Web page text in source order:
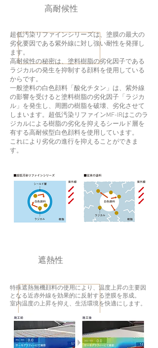
高耐候性
超低汚染リファインシリーズは、塗膜の最大の
劣化要因である紫外線に対し強い耐性を発揮し
ます。
高耐候性の秘密は、塗料樹脂の劣化因子である
ラジカルの発生を抑制する顔料を使用している
からです。
一般塗料の白色顔料「酸化チタン」は、紫外線
の影響を受けると塗料樹脂の劣化因子「ラジカ
ル」を発生し、周囲の樹脂を破壊、劣化させて
しまいます。超低汚染リファインMF-IRはこのラ
ジカルによる樹脂の劣化を抑えるシールド層を
有する高耐候型白色顔料を使用しています。
​これにより劣化の進行を抑えることができま
す。
遮熱性
特殊遮熱無機顔料の使用により、温度上昇の主要因
となる近赤外線を効果的に反射する塗膜を形成。
室内温度の上昇を抑え、生活環境を快適にします。